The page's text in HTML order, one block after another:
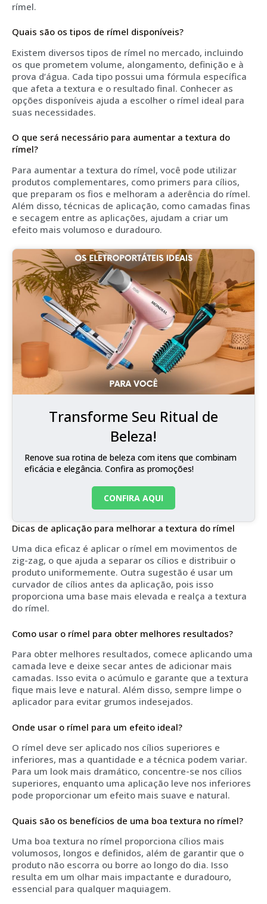
rímel.
Quais são os tipos de rímel disponíveis?
Existem diversos tipos de rímel no mercado, incluindo
os que prometem volume, alongamento, definição e à
prova d’água. Cada tipo possui uma fórmula específica
que afeta a textura e o resultado final. Conhecer as
opções disponíveis ajuda a escolher o rímel ideal para
suas necessidades.
O que será necessário para aumentar a textura do
rímel?
Para aumentar a textura do rímel, você pode utilizar
produtos complementares, como primers para cílios,
que preparam os fios e melhoram a aderência do rímel.
Além disso, técnicas de aplicação, como camadas finas
e secagem entre as aplicações, ajudam a criar um
efeito mais volumoso e duradouro.
Transforme Seu Ritual de
Beleza!
Renove sua rotina de beleza com itens que combinam
eficácia e elegância. Confira as promoções!
CONFIRA AQUI
Dicas de aplicação para melhorar a textura do rímel
Uma dica eficaz é aplicar o rímel em movimentos de
zig-zag, o que ajuda a separar os cílios e distribuir o
produto uniformemente. Outra sugestão é usar um
curvador de cílios antes da aplicação, pois isso
proporciona uma base mais elevada e realça a textura
do rímel.
Como usar o rímel para obter melhores resultados?
Para obter melhores resultados, comece aplicando uma
camada leve e deixe secar antes de adicionar mais
camadas. Isso evita o acúmulo e garante que a textura
fique mais leve e natural. Além disso, sempre limpe o
aplicador para evitar grumos indesejados.
Onde usar o rímel para um efeito ideal?
O rímel deve ser aplicado nos cílios superiores e
inferiores, mas a quantidade e a técnica podem variar.
Para um look mais dramático, concentre-se nos cílios
superiores, enquanto uma aplicação leve nos inferiores
pode proporcionar um efeito mais suave e natural.
Quais são os benefícios de uma boa textura no rímel?
Uma boa textura no rímel proporciona cílios mais
volumosos, longos e definidos, além de garantir que o
produto não escorra ou borre ao longo do dia. Isso
resulta em um olhar mais impactante e duradouro,
essencial para qualquer maquiagem.